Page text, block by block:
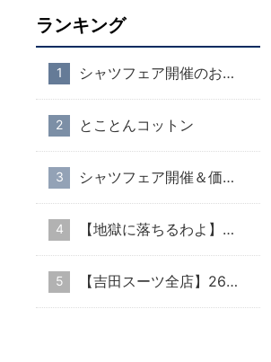
ランキング
シャツフェア開催のお知らせ
とことんコットン
シャツフェア開催＆価格改定のお知らせ
【地獄に落ちるわよ】衣装協力のお知らせ
【吉田スーツ全店】26AW入荷生地速報②